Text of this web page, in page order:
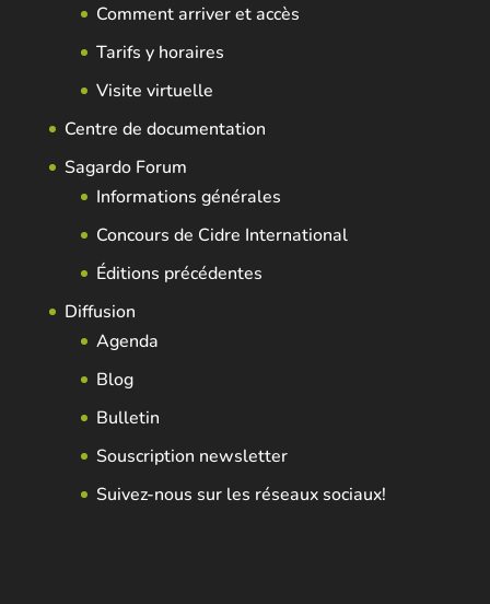
Comment arriver et accès
Tarifs y horaires
Visite virtuelle
Centre de documentation
Sagardo Forum
Informations générales
Concours de Cidre International
Éditions précédentes
Diffusion
Agenda
Blog
Bulletin
Souscription newsletter
Suivez-nous sur les réseaux sociaux!